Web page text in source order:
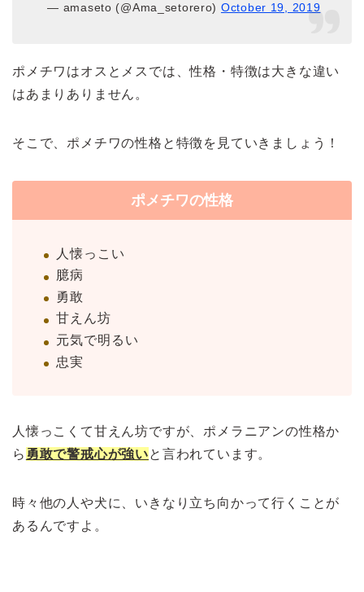
— amaseto (@Ama_setorero) October 19, 2019
ポメチワはオスとメスでは、性格・特徴は大きな違い
はあまりありません。
そこで、ポメチワの性格と特徴を見ていきましょう！
ポメチワの性格
人懐っこい
臆病
勇敢
甘えん坊
元気で明るい
忠実
人懐っこくて甘えん坊ですが、ポメラニアンの性格か
ら 勇敢で警戒心が強いと言われています。
時々他の人や犬に、いきなり立ち向かって行くことが
あるんですよ。